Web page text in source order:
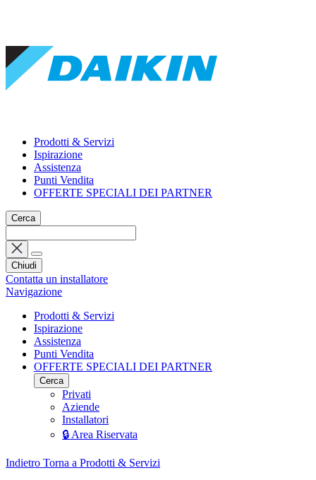
Prodotti & Servizi
Ispirazione
Assistenza
Punti Vendita
OFFERTE SPECIALI DEI PARTNER
Cerca
Chiudi
Contatta un installatore
Navigazione
Prodotti & Servizi
Ispirazione
Assistenza
Punti Vendita
OFFERTE SPECIALI DEI PARTNER
Cerca
Privati
Aziende
Installatori
🔒 Area Riservata
Indietro Torna a Prodotti & Servizi